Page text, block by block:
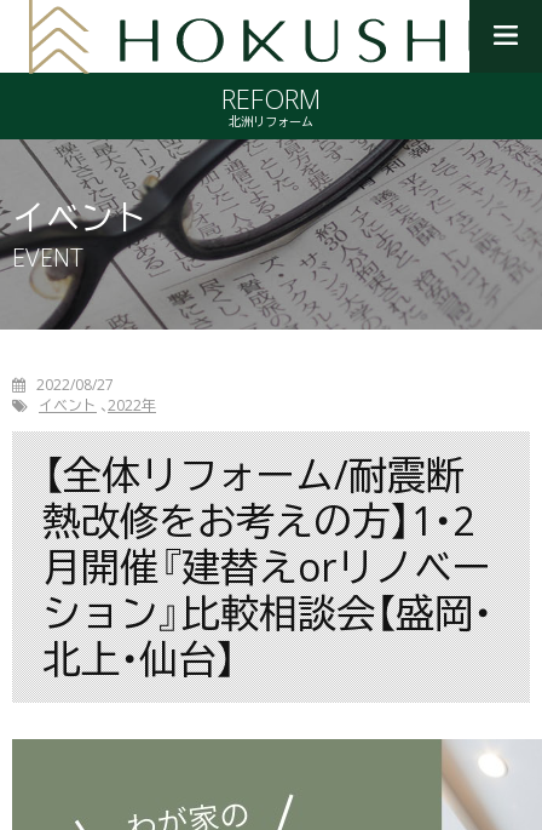
を
開
く
REFORM
北洲リフォーム
イベント
EVENT
2022/08/27
イベント
2022年
【全体リフォーム/耐震断
熱改修をお考えの方】1・2
月開催『建替えorリノベー
ション』比較相談会【盛岡・
北上・仙台】